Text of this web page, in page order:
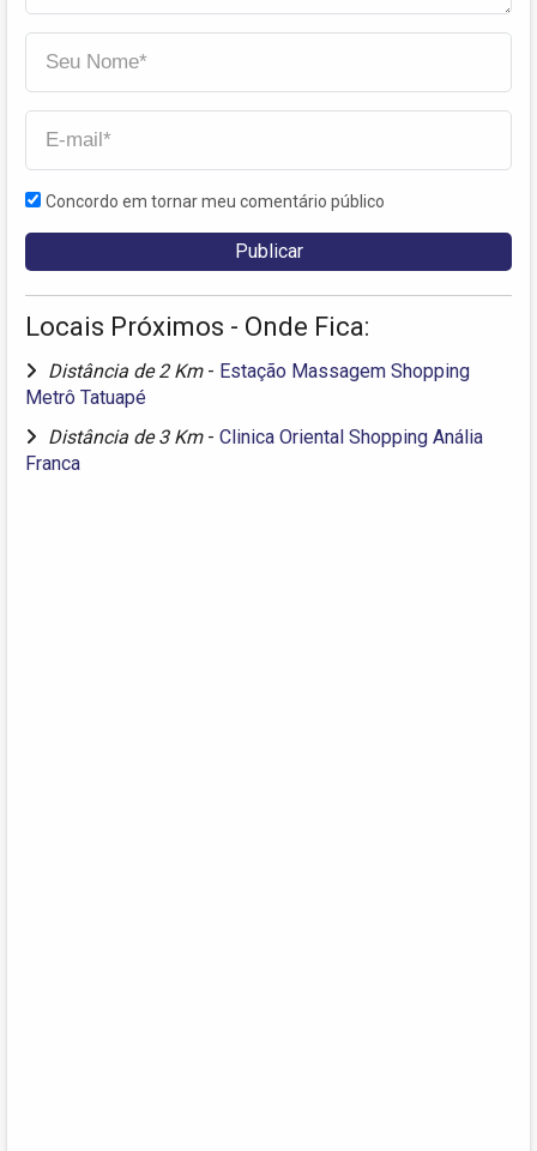
Concordo em tornar meu comentário público
Locais Próximos - Onde Fica:
Distância de 2 Km - Estação Massagem Shopping
Metrô Tatuapé
Distância de 3 Km - Clinica Oriental Shopping Anália
Franca